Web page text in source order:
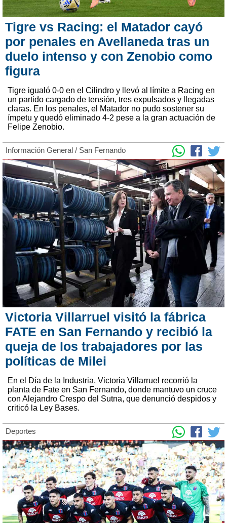
Tigre vs Racing: el Matador cayó
por penales en Avellaneda tras un
duelo intenso y con Zenobio como
figura
Tigre igualó 0-0 en el Cilindro y llevó al límite a Racing en
un partido cargado de tensión, tres expulsados y llegadas
claras. En los penales, el Matador no pudo sostener su
ímpetu y quedó eliminado 4-2 pese a la gran actuación de
Felipe Zenobio.
Información General / San Fernando
Victoria Villarruel visitó la fábrica
FATE en San Fernando y recibió la
queja de los trabajadores por las
políticas de Milei
En el Día de la Industria, Victoria Villarruel recorrió la
planta de Fate en San Fernando, donde mantuvo un cruce
con Alejandro Crespo del Sutna, que denunció despidos y
criticó la Ley Bases.
Deportes